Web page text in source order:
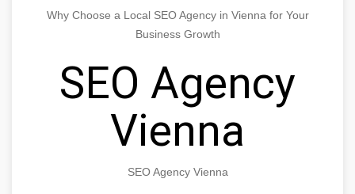
Why Choose a Local SEO Agency in Vienna for Your
Business Growth
SEO Agency
Vienna
SEO Agency Vienna